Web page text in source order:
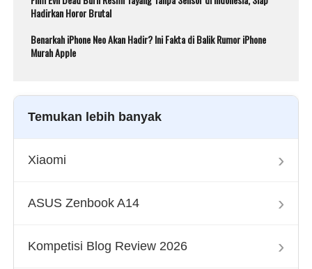
Hadirkan Horor Brutal
Benarkah iPhone Neo Akan Hadir? Ini Fakta di Balik Rumor iPhone
Murah Apple
Temukan lebih banyak
Xiaomi ›
ASUS Zenbook A14 ›
Kompetisi Blog Review 2026 ›